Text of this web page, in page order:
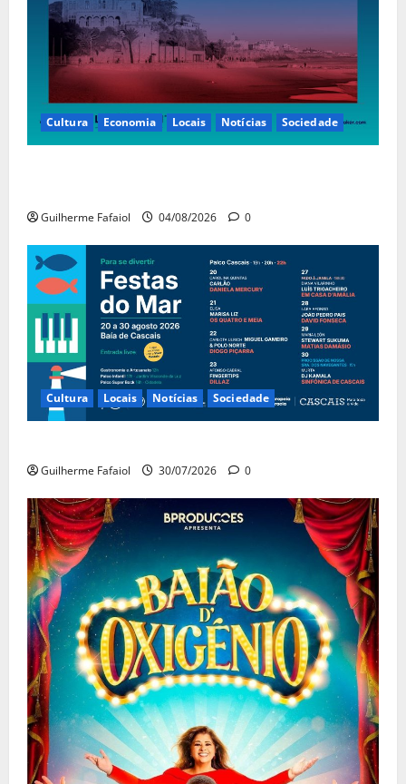
Cultura Economia Locais Notícias Sociedade
Guilherme Fafaiol 04/08/2026 0
Cultura Locais Notícias Sociedade
Guilherme Fafaiol 30/07/2026 0